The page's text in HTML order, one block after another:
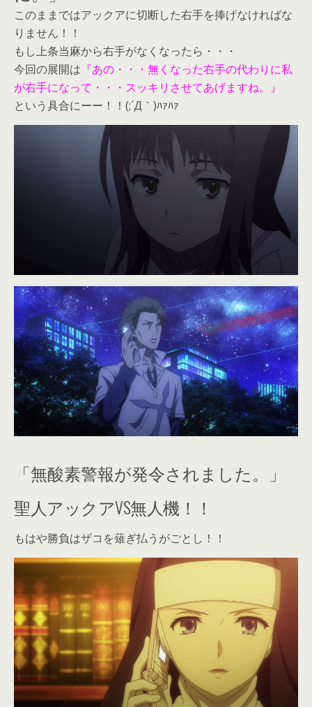
このままではアックアに切断した右手を捧げなければな
りません！！
もし上条当麻から右手がなくなったら・・・
今回の展開は 『あの・・・無くなった右手の代わりに私
が右手になって・・・スッキリさせてあげますね。』
という具合にーー！！(;´Д｀)ﾊｧﾊｧ
「無酸素警報が発令されました。」
聖人アックアVS無人機！！
もはや勝負はザコを薙ぎ払うがごとし！！